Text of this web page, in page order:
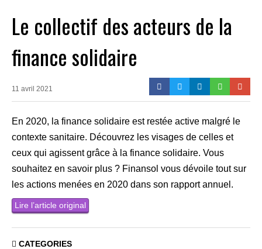
Le collectif des acteurs de la
finance solidaire
11 avril 2021
En 2020, la finance solidaire est restée active malgré le
contexte sanitaire. Découvrez les visages de celles et
ceux qui agissent grâce à la finance solidaire. Vous
souhaitez en savoir plus ? Finansol vous dévoile tout sur
les actions menées en 2020 dans son rapport annuel.
Lire l’article original
CATEGORIES